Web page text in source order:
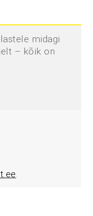
midagi
– kõik on
.